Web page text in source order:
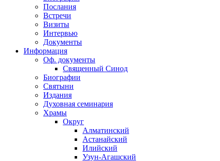
Послания
Встречи
Визиты
Интервью
Документы
Информация
Оф. документы
Священный Синод
Биографии
Святыни
Издания
Духовная семинария
Храмы
Округ
Алматинский
Астанайский
Илийский
Узун-Агашский